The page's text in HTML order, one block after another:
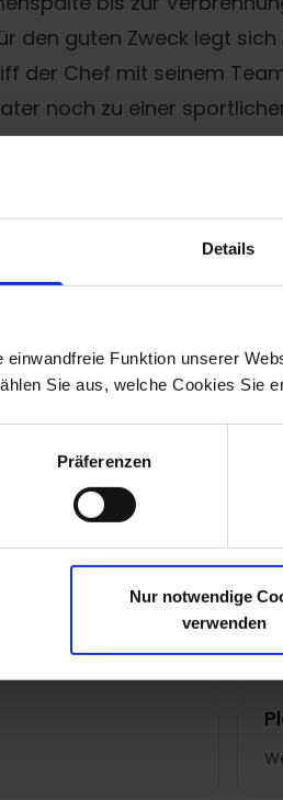
Details
Funktion unserer
Sie aus, welche Cookies Sie
Präferenzen
Nur notwendige
verwenden
den guten Zweck legt
der Chef mit seinem
noch zu einer
im Krankenhaus in
Plastische
ganz seinen normalen
& Handchirurg
Tätigkeit als Chefarzt führt
auch